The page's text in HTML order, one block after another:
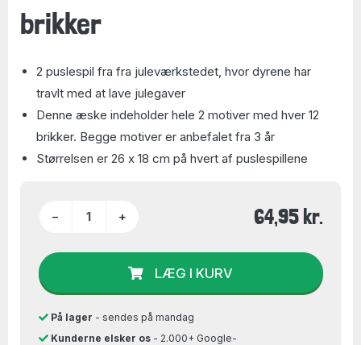
brikker
2 puslespil fra fra juleværkstedet, hvor dyrene har
travlt med at lave julegaver
Denne æske indeholder hele 2 motiver med hver 12
brikker. Begge motiver er anbefalet fra 3 år
Størrelsen er 26 x 18 cm på hvert af puslespillene
− + 64,95 kr.
LÆG I KURV
På lager - sendes på mandag
Kunderne elsker os- 2.000+ Google-